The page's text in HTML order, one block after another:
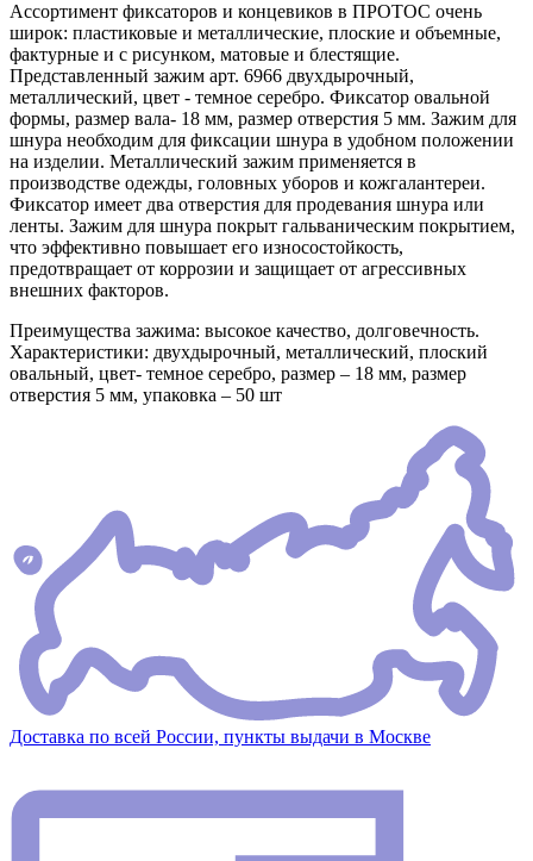
Ассортимент фиксаторов и концевиков в ПРОТОС очень
широк: пластиковые и металлические, плоские и объемные,
фактурные и с рисунком, матовые и блестящие.
Представленный зажим арт. 6966 двухдырочный,
металлический, цвет - темное серебро. Фиксатор овальной
формы, размер вала- 18 мм, размер отверстия 5 мм. Зажим для
шнура необходим для фиксации шнура в удобном положении
на изделии. Металлический зажим применяется в
производстве одежды, головных уборов и кожгалантереи.
Фиксатор имеет два отверстия для продевания шнура или
ленты. Зажим для шнура покрыт гальваническим покрытием,
что эффективно повышает его износостойкость,
предотвращает от коррозии и защищает от агрессивных
внешних факторов.
Преимущества зажима: высокое качество, долговечность.
Характеристики: двухдырочный, металлический, плоский
овальный, цвет- темное серебро, размер – 18 мм, размер
отверстия 5 мм, упаковка – 50 шт
Доставка по всей России, пункты выдачи в Москве